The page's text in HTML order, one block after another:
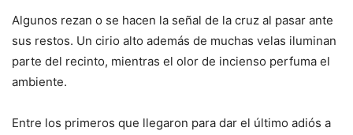
Algunos rezan o se hacen la señal de la cruz al pasar ante
sus restos. Un cirio alto además de muchas velas iluminan
parte del recinto, mientras el olor de incienso perfuma el
ambiente.
Entre los primeros que llegaron para dar el último adiós a